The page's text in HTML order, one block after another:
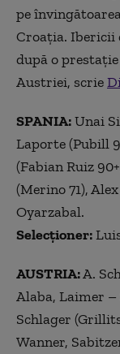
pe
Croația. Ibericii
după o
Austriei, scrie
SPANIA:Unai
Laporte (Pubill
(Fabian Ruiz
(Merino 71),
Oyarzabal.
Selecționer:
AUSTRIA:A.
Alaba, Laimer –
Schlager
Wanner,